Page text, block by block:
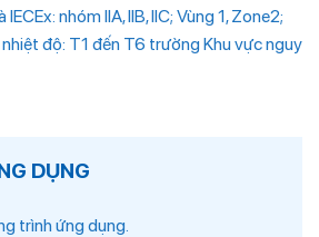
nhóm IIA, IIB, IIC; Vùng 1, Zone2;
nhiệt độ: T1 đến T6 trường Khu vực nguy
DỤNG
trình ứng dụng.